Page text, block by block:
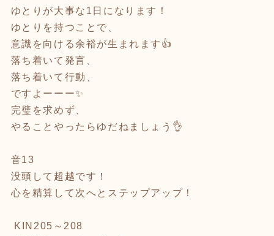
ゆとりが大事な1日になります！
ゆとりを持つことで、
意識を向ける余裕が生まれます👍
落ち着いて発言、
落ち着いて行動、
ですよーーー✨
完璧を求めず、
やることやったらゆだねましょう👌
音13
没頭して超越です！
心を精算して次へとステップアップ！
KIN205～208